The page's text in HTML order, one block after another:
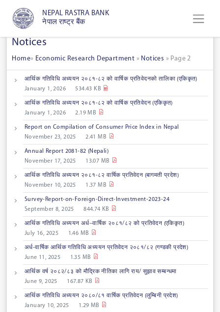
NEPAL RASTRA BANK
नेपाल राष्ट्र बैंक
Notices
Home» Economic Research Department » Notices » Page 2
आर्थिक गतिविधि अध्ययन २०८१-८२ को वार्षिक प्रतिवेदनको तालिका (एकिकृत)
January 1, 2026
534.43 KB
आर्थिक गतिविधि अध्ययन २०८१-८२ को वार्षिक प्रतिवेदन (एकिकृत)
January 1, 2026
2.19 MB
Report on Compilation of Consumer Price Index in Nepal
November 23, 2025
2.41 MB
Annual Report 2081-82 (Nepali)
November 17, 2025
13.07 MB
आर्थिक गतिविधि अध्ययन २०८१-८२ वार्षिक प्रतिवेदन (बागमती प्रदेश)
November 10, 2025
1.37 MB
Survey-Report-on-Foreign-Direct-Investment-2023-24
September 8, 2025
844.74 KB
आर्थिक गतिविधि अध्ययन अर्ध–वार्षिक २०८१/८२ को प्रतिवेदन (एकिकृत)
July 16, 2025
1.46 MB
अर्ध-वार्षिक आर्थिक गतिविधि अध्ययन प्रतिवेदन २०८१/८२ (गण्डकी प्रदेश)
June 11, 2025
1.35 MB
आर्थिक वर्ष २०८२/८३ को मौद्रिक नीतिका लागि राय/ सुझाव सम्बन्धमा
June 9, 2025
167.87 KB
आर्थिक गतिविधि अध्ययन २०८०/८१ वार्षिक प्रतिवेदन (लुम्बिनी प्रदेश)
January 10, 2025
1.29 MB